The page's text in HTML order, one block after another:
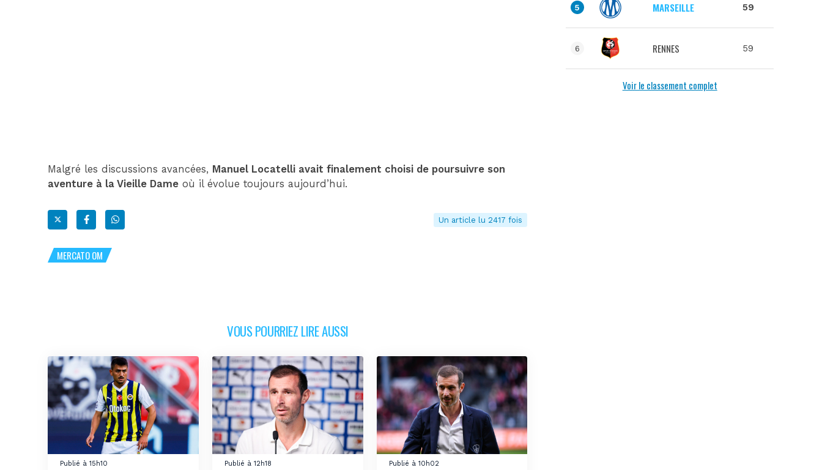
Malgré les discussions avancées, Manuel Locatelli avait finalement choisi de poursuivre son
aventure à la Vieille Dame où il évolue toujours aujourd’hui.
Un article lu 2417 fois
MERCATO OM
VOUS POURRIEZ LIRE AUSSI
Publié à 15h10 Publié à 12h18 Publié à 10h02
5 MARSEILLE 59
6 RENNES 59
Voir le classement complet